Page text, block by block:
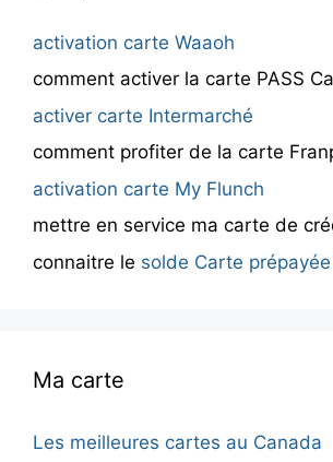
activation carte Waaoh
comment activer la carte PASS
activer carte Intermarché
comment profiter de la carte
activation carte My Flunch
mettre en service ma carte de
connaitre le solde Carte
Ma carte
Les meilleures cartes au Canada